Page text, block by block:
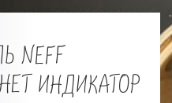
NEFF
ИНДИКАТОР